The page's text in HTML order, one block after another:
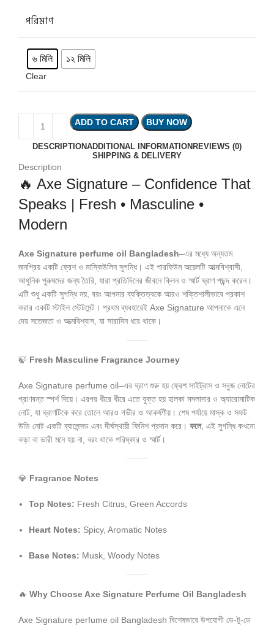
পরিমাণ
৬ মিলি ১২ মিলি
Clear
ADD TO CART BUY NOW
DESCRIPTIONADDITIONAL INFORMATION REVIEWS (0)
SHIPPING & DELIVERY
Description
🔥 Axe Signature – Confidence That
Speaks | Fresh • Masculine •
Modern
Axe Signature perfume oil Bangladesh–এর মধ্যে অন্যতম
জনপ্রিয় একটি ফ্রেশ ও মাস্কিউলিন সুগন্ধি। এই পারফিউম অয়েলটি আত্মবিশ্বাসী,
আধুনিক পুরুষদের জন্য তৈরি, যারা প্রতিদিনের জীবনে ক্লিন ও স্মার্ট ঘ্রাণ পছন্দ করেন।
এটি শুধু একটি সুগন্ধি নয়, বরং আপনার ব্যক্তিত্বকে আরও শক্তিশালীভাবে প্রকাশ
করার একটি স্টাইল স্টেটমেন্ট। প্রথম ব্যবহারেই Axe Signature আপনাকে এনে
দেয় সতেজতা ও আত্মবিশ্বাস, যা সারাদিন ধরে থাকে।
🍃 Fresh Masculine Fragrance Journey
Axe Signature perfume oil–এর ঘ্রাণ শুরু হয় ফ্রেশ সাইট্রাস ও সবুজ নোটের
প্রাণবন্ত স্পর্শ দিয়ে। এরপর ধীরে ধীরে এতে যুক্ত হয় হালকা মসলাদার ও অ্যারোমাটিক
নোট, যা ঘ্রাণটিকে করে তোলে আরও গভীর ও আকর্ষণীয়। শেষ পর্যায়ে মাস্ক ও সফট
উডি নোট একটি ব্যালেন্সড এবং দীর্ঘস্থায়ী ফিনিশ প্রদান করে। ফলে, এই সুগন্ধি কখনো
কড়া বা ভারী মনে হয় না, বরং থাকে পরিষ্কার ও স্মার্ট।
💎 Fragrance Notes
Top Notes: Fresh Citrus, Green Accords
Heart Notes: Spicy, Aromatic Notes
Base Notes: Musk, Woody Notes
🔥 Why Choose Axe Signature Perfume Oil Bangladesh
Axe Signature perfume oil Bangladesh বিশেষভাবে উপযোগী ডে-টু-ডে